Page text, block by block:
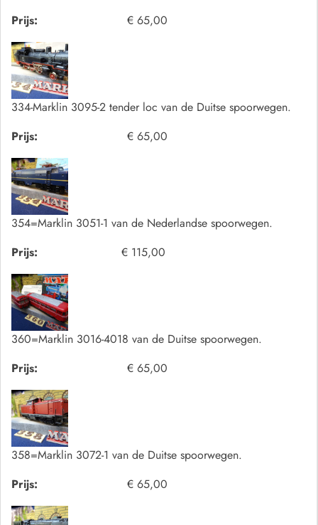
Prijs:
€ 65,00
334-Marklin 3095-2 tender loc van de Duitse spoorwegen.
Prijs:
€ 65,00
354=Marklin 3051-1 van de Nederlandse spoorwegen.
Prijs:
€ 115,00
360=Marklin 3016-4018 van de Duitse spoorwegen.
Prijs:
€ 65,00
358=Marklin 3072-1 van de Duitse spoorwegen.
Prijs:
€ 65,00